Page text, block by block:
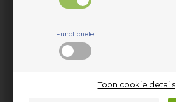
Functionele
Toon cookie details
GS6514W - 911234283-01
GS6530EL-1 - 911234743-00
onder andere…
EUR